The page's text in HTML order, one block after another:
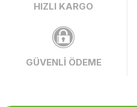
HIZLI KARGO
GÜVENLİ ÖDEME